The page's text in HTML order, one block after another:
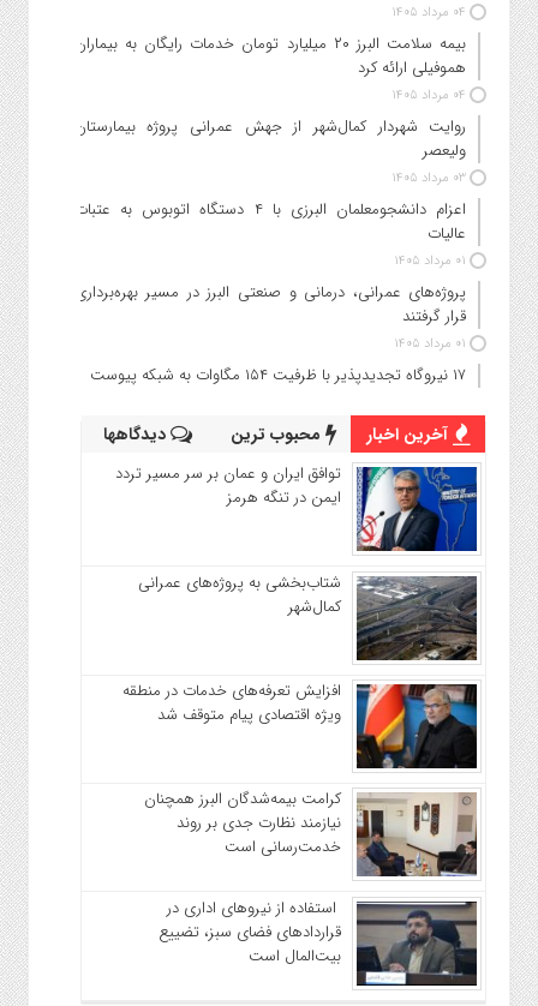
۰۴ مرداد ۱۴۰۵
بیمه سلامت البرز ۲۰ میلیارد تومان خدمات رایگان به بیماران
هموفیلی ارائه کرد
۰۴ مرداد ۱۴۰۵
روایت شهردار کمال‌شهر از جهش عمرانی پروژه بیمارستان
ولیعصر
۰۳ مرداد ۱۴۰۵
اعزام دانشجو‌معلمان البرزی با ۴ دستگاه اتوبوس به عتبات
عالیات
۰۱ مرداد ۱۴۰۵
پروژه‌های عمرانی، درمانی و صنعتی البرز در مسیر بهره‌برداری
قرار گرفتند
۰۱ مرداد ۱۴۰۵
۱۷ نیروگاه تجدیدپذیر با ظرفیت ۱۵۴ مگاوات به شبکه پیوست
آخرین اخبار محبوب ترین دیدگاهها
توافق ایران و عمان بر سر مسیر تردد
ایمن در تنگه هرمز
شتاب‌بخشی به پروژه‌های عمرانی
کمال‌شهر
افزایش تعرفه‌های خدمات در منطقه
ویژه اقتصادی پیام متوقف شد
کرامت بیمه‌شدگان البرز همچنان
نیازمند نظارت جدی بر روند
خدمت‌رسانی است
استفاده از نیروهای اداری در
قراردادهای فضای سبز، تضییع
بیت‌المال است